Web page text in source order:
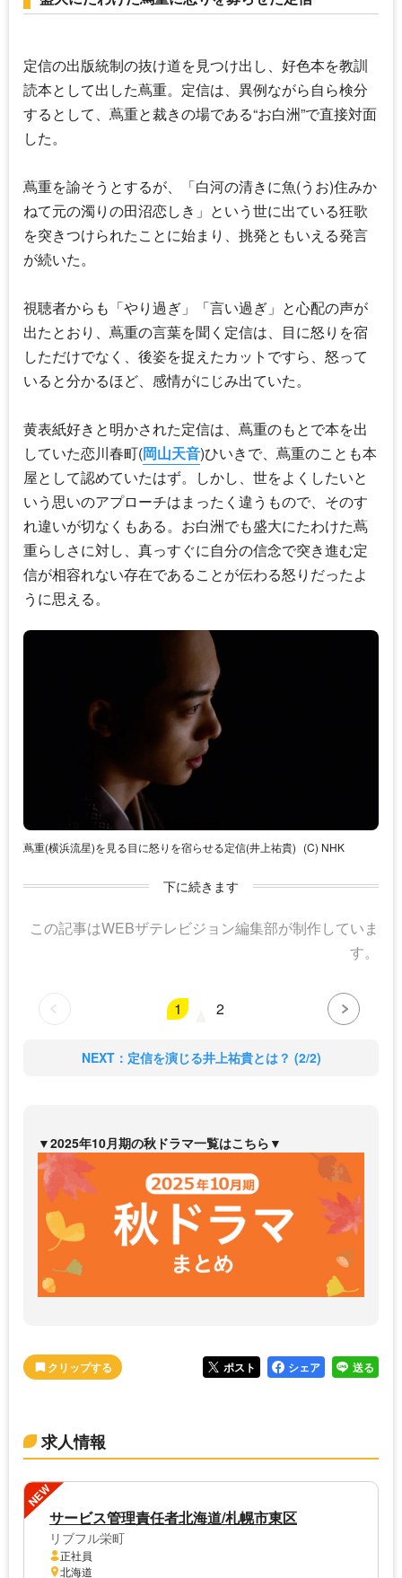
定信の出版統制の抜け道を見つけ出し、好色本を教訓
読本として出した蔦重。定信は、異例ながら自ら検分
するとして、蔦重と裁きの場である“お白洲”で直接対面
した。
蔦重を諭そうとするが、「白河の清きに魚(うお)住みか
ねて元の濁りの田沼恋しき」という世に出ている狂歌
を突きつけられたことに始まり、挑発ともいえる発言
が続いた。
視聴者からも「やり過ぎ」「言い過ぎ」と心配の声が
出たとおり、蔦重の言葉を聞く定信は、目に怒りを宿
しただけでなく、後姿を捉えたカットですら、怒って
いると分かるほど、感情がにじみ出ていた。
黄表紙好きと明かされた定信は、蔦重のもとで本を出
していた恋川春町(岡山天音)ひいきで、蔦重のことも本
屋として認めていたはず。しかし、世をよくしたいと
いう思いのアプローチはまったく違うもので、そのす
れ違いが切なくもある。お白洲でも盛大にたわけた蔦
重らしさに対し、真っすぐに自分の信念で突き進む定
信が相容れない存在であることが伝わる怒りだったよ
うに思える。
蔦重(横浜流星)を見る目に怒りを宿らせる定信(井上祐貴) (C) NHK
下に続きます
この記事はWEBザテレビジョン編集部が制作していま
す。
1 2
NEXT：定信を演じる井上祐貴とは？ (2/2)
▼2025年10月期の秋ドラマ一覧はこちら▼
ポスト シェア 送る
求人情報
NEW
サービス管理責任者北海道/札幌市東区
リブフル栄町
正社員
北海道